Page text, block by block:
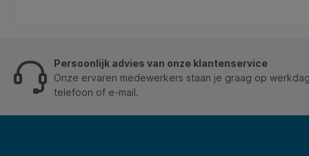
Persoonlijk advies van onze klantenservice
Onze ervaren medewerkers staan je graag op
telefoon of e-mail.